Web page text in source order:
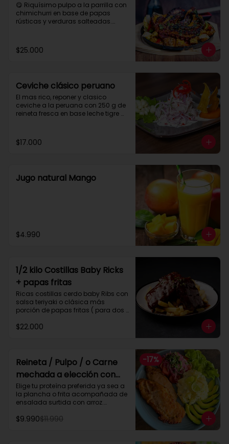
😋 Riquísimo pulpo a la parrilla con
chimichurri en base de papas
rústicas y verduras salteadas.
$25.000
Ceviche clásico peruano
El mas rico, reponer y clasico
ceviche a la peruana con 250 g de
reineta fresca en base leche tigre
$17.000
Jugo natural Mango
$4.990
1/2 kilo Costillas Baby Ricks
+ papas fritas
Ricas costillas cerdo baby Ribs con
salsa teriyaki o clásica más
porción de papas fritas ( para dos
$22.000
-17%
Reineta / Pulpo / o Carne
mechada a elección con
ensalada surtida y arroz
Elige tu proteína preferida ya sea a
la plancha o frita acompañada de
ensalada surtida con arroz.
_ Reineta frita o plancha
$9.990$11.990